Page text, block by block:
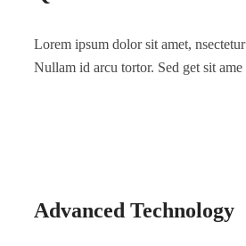
Lorem ipsum dolor sit amet,
Nullam id arcu tortor. Sed get sit ame
Advanced Technology